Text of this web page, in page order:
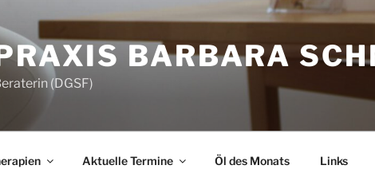
BARBARA
(DGSF)
Aktuelle Termine Öl des Monats Links